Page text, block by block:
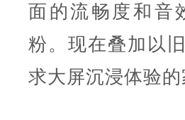
面的流畅度和音
粉。现在叠加以
求大屏沉浸体验